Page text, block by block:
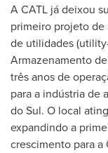
A CATL já deixou
primeiro projeto de
de utilidades
Armazenamento
três anos de
para a indústria de
do Sul. O local
expandindo a
crescimento para a